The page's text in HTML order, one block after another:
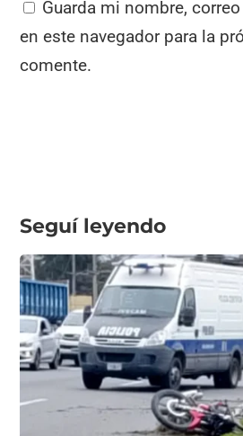
Guarda mi nombre,
en este navegador para la
comente.
Seguí leyendo